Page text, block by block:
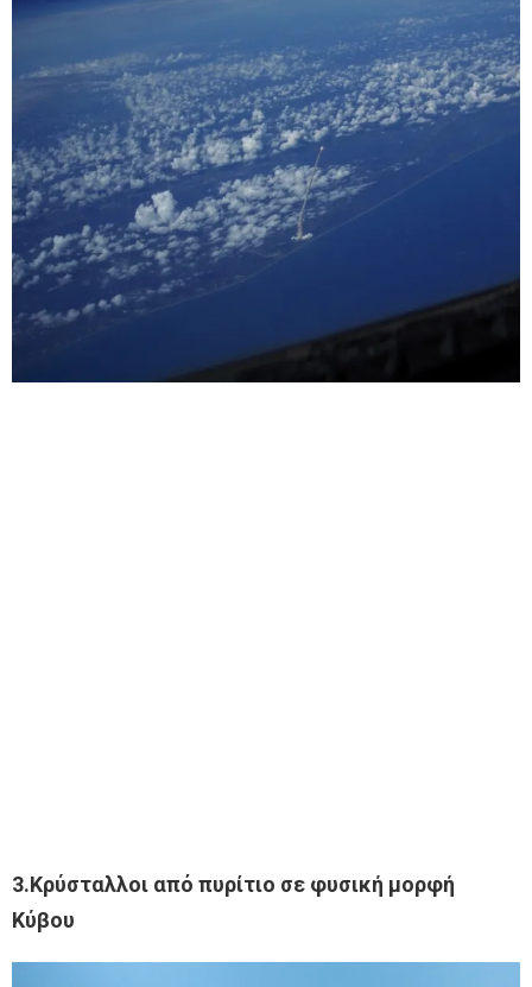
3.Κρύσταλλοι από πυρίτιο σε φυσική μορφή
Κύβου